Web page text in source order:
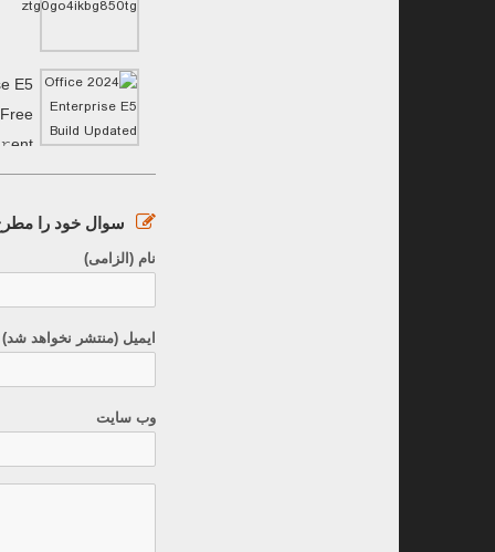
E5
سوال خود را
نام (الزامی)
ایمیل (منتشر نخواهد
وب سایت